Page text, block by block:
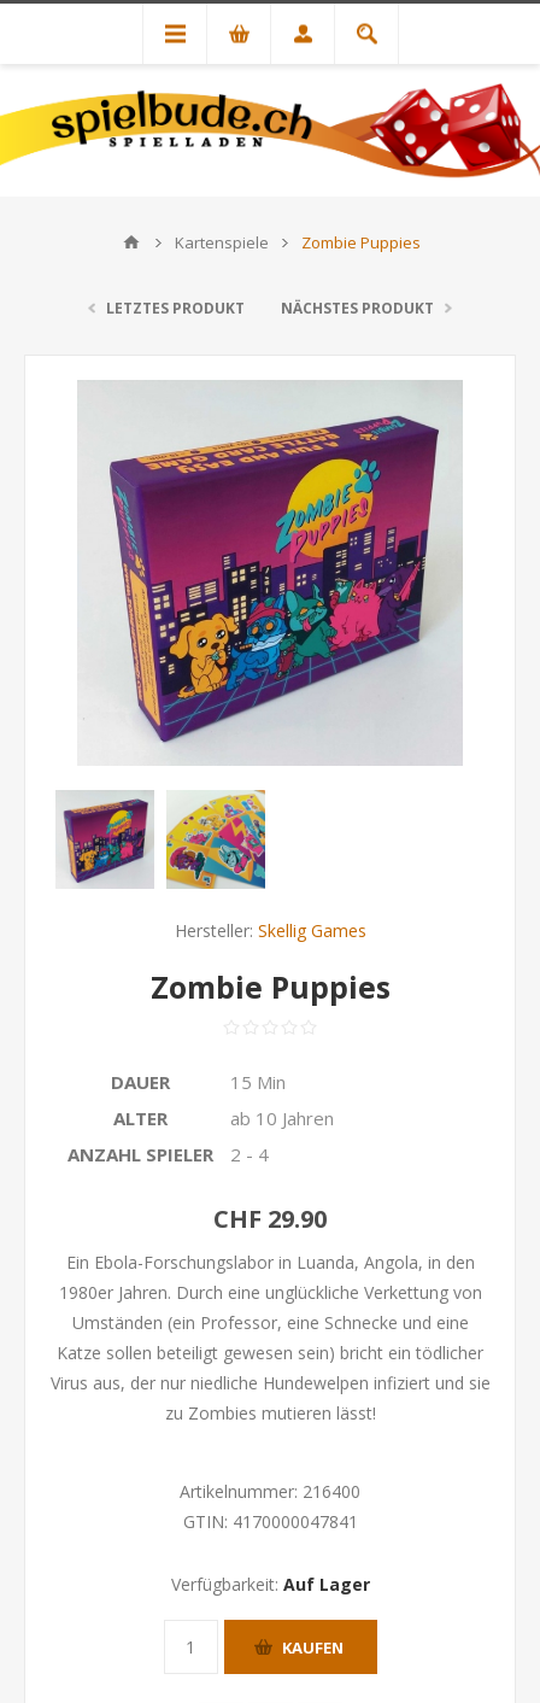
Kartenspiele Zombie Puppies
LETZTES PRODUKT NÄCHSTES PRODUKT
Hersteller: Skellig Games
Zombie Puppies
DAUER
15 Min
ALTER
ab 10 Jahren
ANZAHL SPIELER
2 - 4
CHF 29.90
Ein Ebola-Forschungslabor in Luanda, Angola, in den
1980er Jahren. Durch eine unglückliche Verkettung von
Umständen (ein Professor, eine Schnecke und eine
Katze sollen beteiligt gewesen sein) bricht ein tödlicher
Virus aus, der nur niedliche Hundewelpen infiziert und sie
zu Zombies mutieren lässt!
Artikelnummer: 216400
GTIN: 4170000047841
Verfügbarkeit: Auf Lager
KAUFEN